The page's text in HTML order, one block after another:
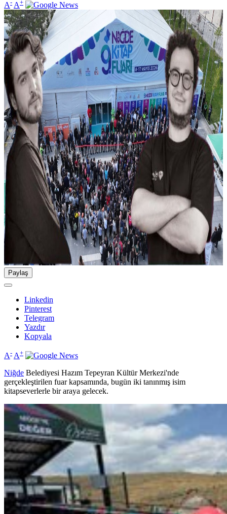
A- A+
Paylaş
Linkedin
Pinterest
Telegram
Yazdır
Kopyala
A- A+
Niğde Belediyesi Hazım Tepeyran Kültür Merkezi'nde
gerçekleştirilen fuar kapsamında, bugün iki tanınmış isim
kitapseverlerle bir araya gelecek.